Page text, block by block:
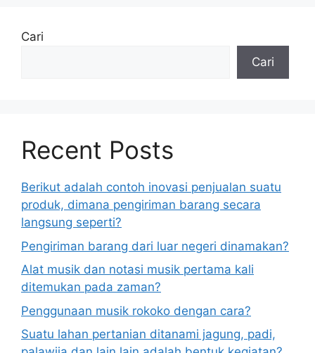
Cari
Cari
Recent Posts
Berikut adalah contoh inovasi penjualan suatu
produk, dimana pengiriman barang secara
langsung seperti?
Pengiriman barang dari luar negeri dinamakan?
Alat musik dan notasi musik pertama kali
ditemukan pada zaman?
Penggunaan musik rokoko dengan cara?
Suatu lahan pertanian ditanami jagung, padi,